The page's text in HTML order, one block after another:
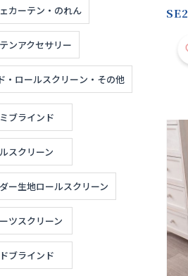
カーテン・のれん
ンアクセサリー
・ロールスクリーン・その他
ブラインド
スクリーン
ー生地ロールスクリーン
ツスクリーン
ブラインド